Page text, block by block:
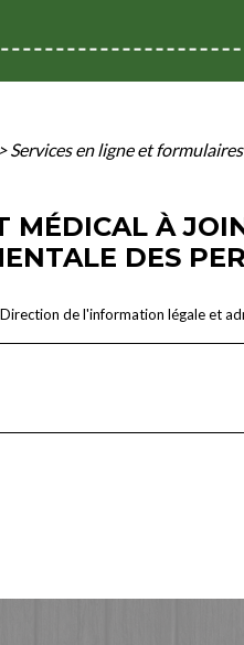
> Services en ligne et formulaires
MÉDICAL À
DES
de l'information légale et